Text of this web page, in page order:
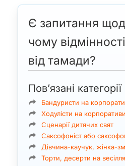
Є запитання
чому
від тамади?
Пов’язані категорії
Бандуристи на
Ходулісти на
Сценарії дитячих свят
Саксофоніст або
Дівчина-каучук, жінка-
Торти, десерти на